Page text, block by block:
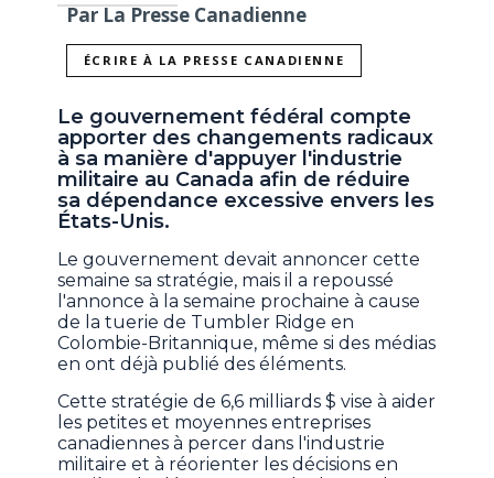
Par La Presse Canadienne
ÉCRIRE À LA PRESSE CANADIENNE
Le gouvernement fédéral compte
apporter des changements radicaux
à sa manière d'appuyer l'industrie
militaire au Canada afin de réduire
sa dépendance excessive envers les
États-Unis.
Le gouvernement devait annoncer cette
semaine sa stratégie, mais il a repoussé
l'annonce à la semaine prochaine à cause
de la tuerie de Tumbler Ridge en
Colombie-Britannique, même si des médias
en ont déjà publié des éléments.
Cette stratégie de 6,6 milliards $ vise à aider
les petites et moyennes entreprises
canadiennes à percer dans l'industrie
militaire et à réorienter les décisions en